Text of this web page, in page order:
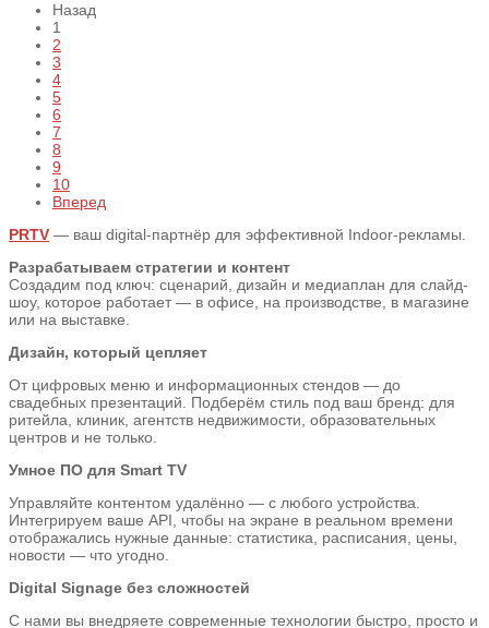
Назад
1
2
3
4
5
6
7
8
9
10
Вперед
PRTV — ваш digital-партнёр для эффективной Indoor-рекламы.
Разрабатываем стратегии и контент
Создадим под ключ: сценарий, дизайн и медиаплан для слайд-
шоу, которое работает — в офисе, на производстве, в магазине
или на выставке.
Дизайн, который цепляет
От цифровых меню и информационных стендов — до
свадебных презентаций. Подберём стиль под ваш бренд: для
ритейла, клиник, агентств недвижимости, образовательных
центров и не только.
Умное ПО для Smart TV
Управляйте контентом удалённо — с любого устройства.
Интегрируем ваше API, чтобы на экране в реальном времени
отображались нужные данные: статистика, расписания, цены,
новости — что угодно.
Digital Signage без сложностей
С нами вы внедряете современные технологии быстро, просто и